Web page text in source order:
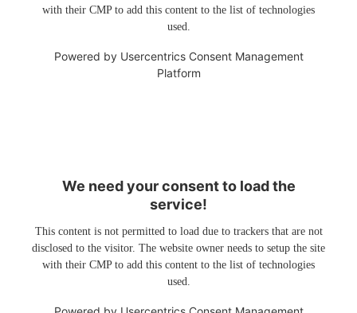
with their CMP to add this content to the list of technologies
used.
Powered by Usercentrics Consent Management
Platform
We need your consent to load the
service!
This content is not permitted to load due to trackers that are not
disclosed to the visitor. The website owner needs to setup the site
with their CMP to add this content to the list of technologies
used.